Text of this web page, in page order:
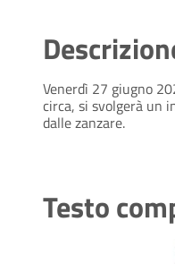
Venerdì 27 giugno
circa, si svolgerà un
dalle zanzare.
Testo